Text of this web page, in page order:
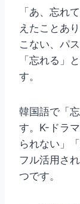
「あ、忘れ
えたことあ
こない、パ
「忘れる」
す。
韓国語で「
す。K-ドラ
られない」
フル活用さ
つです。